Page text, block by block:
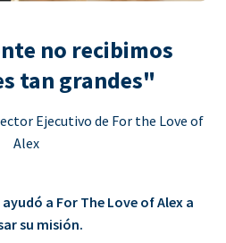
no recibimos
tan grandes"
Ejecutivo de For the Love of
Alex
a For The Love of Alex a
su misión.